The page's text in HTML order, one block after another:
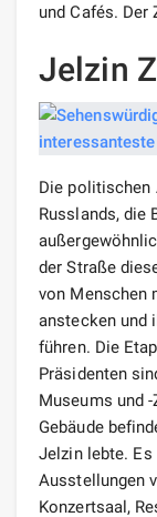
und Cafés.
Jelzin
Die politischen
Russlands, die
der Straße
von Menschen
anstecken und
führen. Die
Präsidenten
Museums und
Gebäude
Jelzin lebte. Es
Ausstellungen
Konzertsaal,